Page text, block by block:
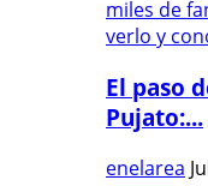
El paso
Pujato:...
enelarea